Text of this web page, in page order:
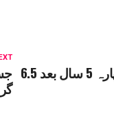
جنوری میں دہلی کا پارہ 5 سال بعد 6.5